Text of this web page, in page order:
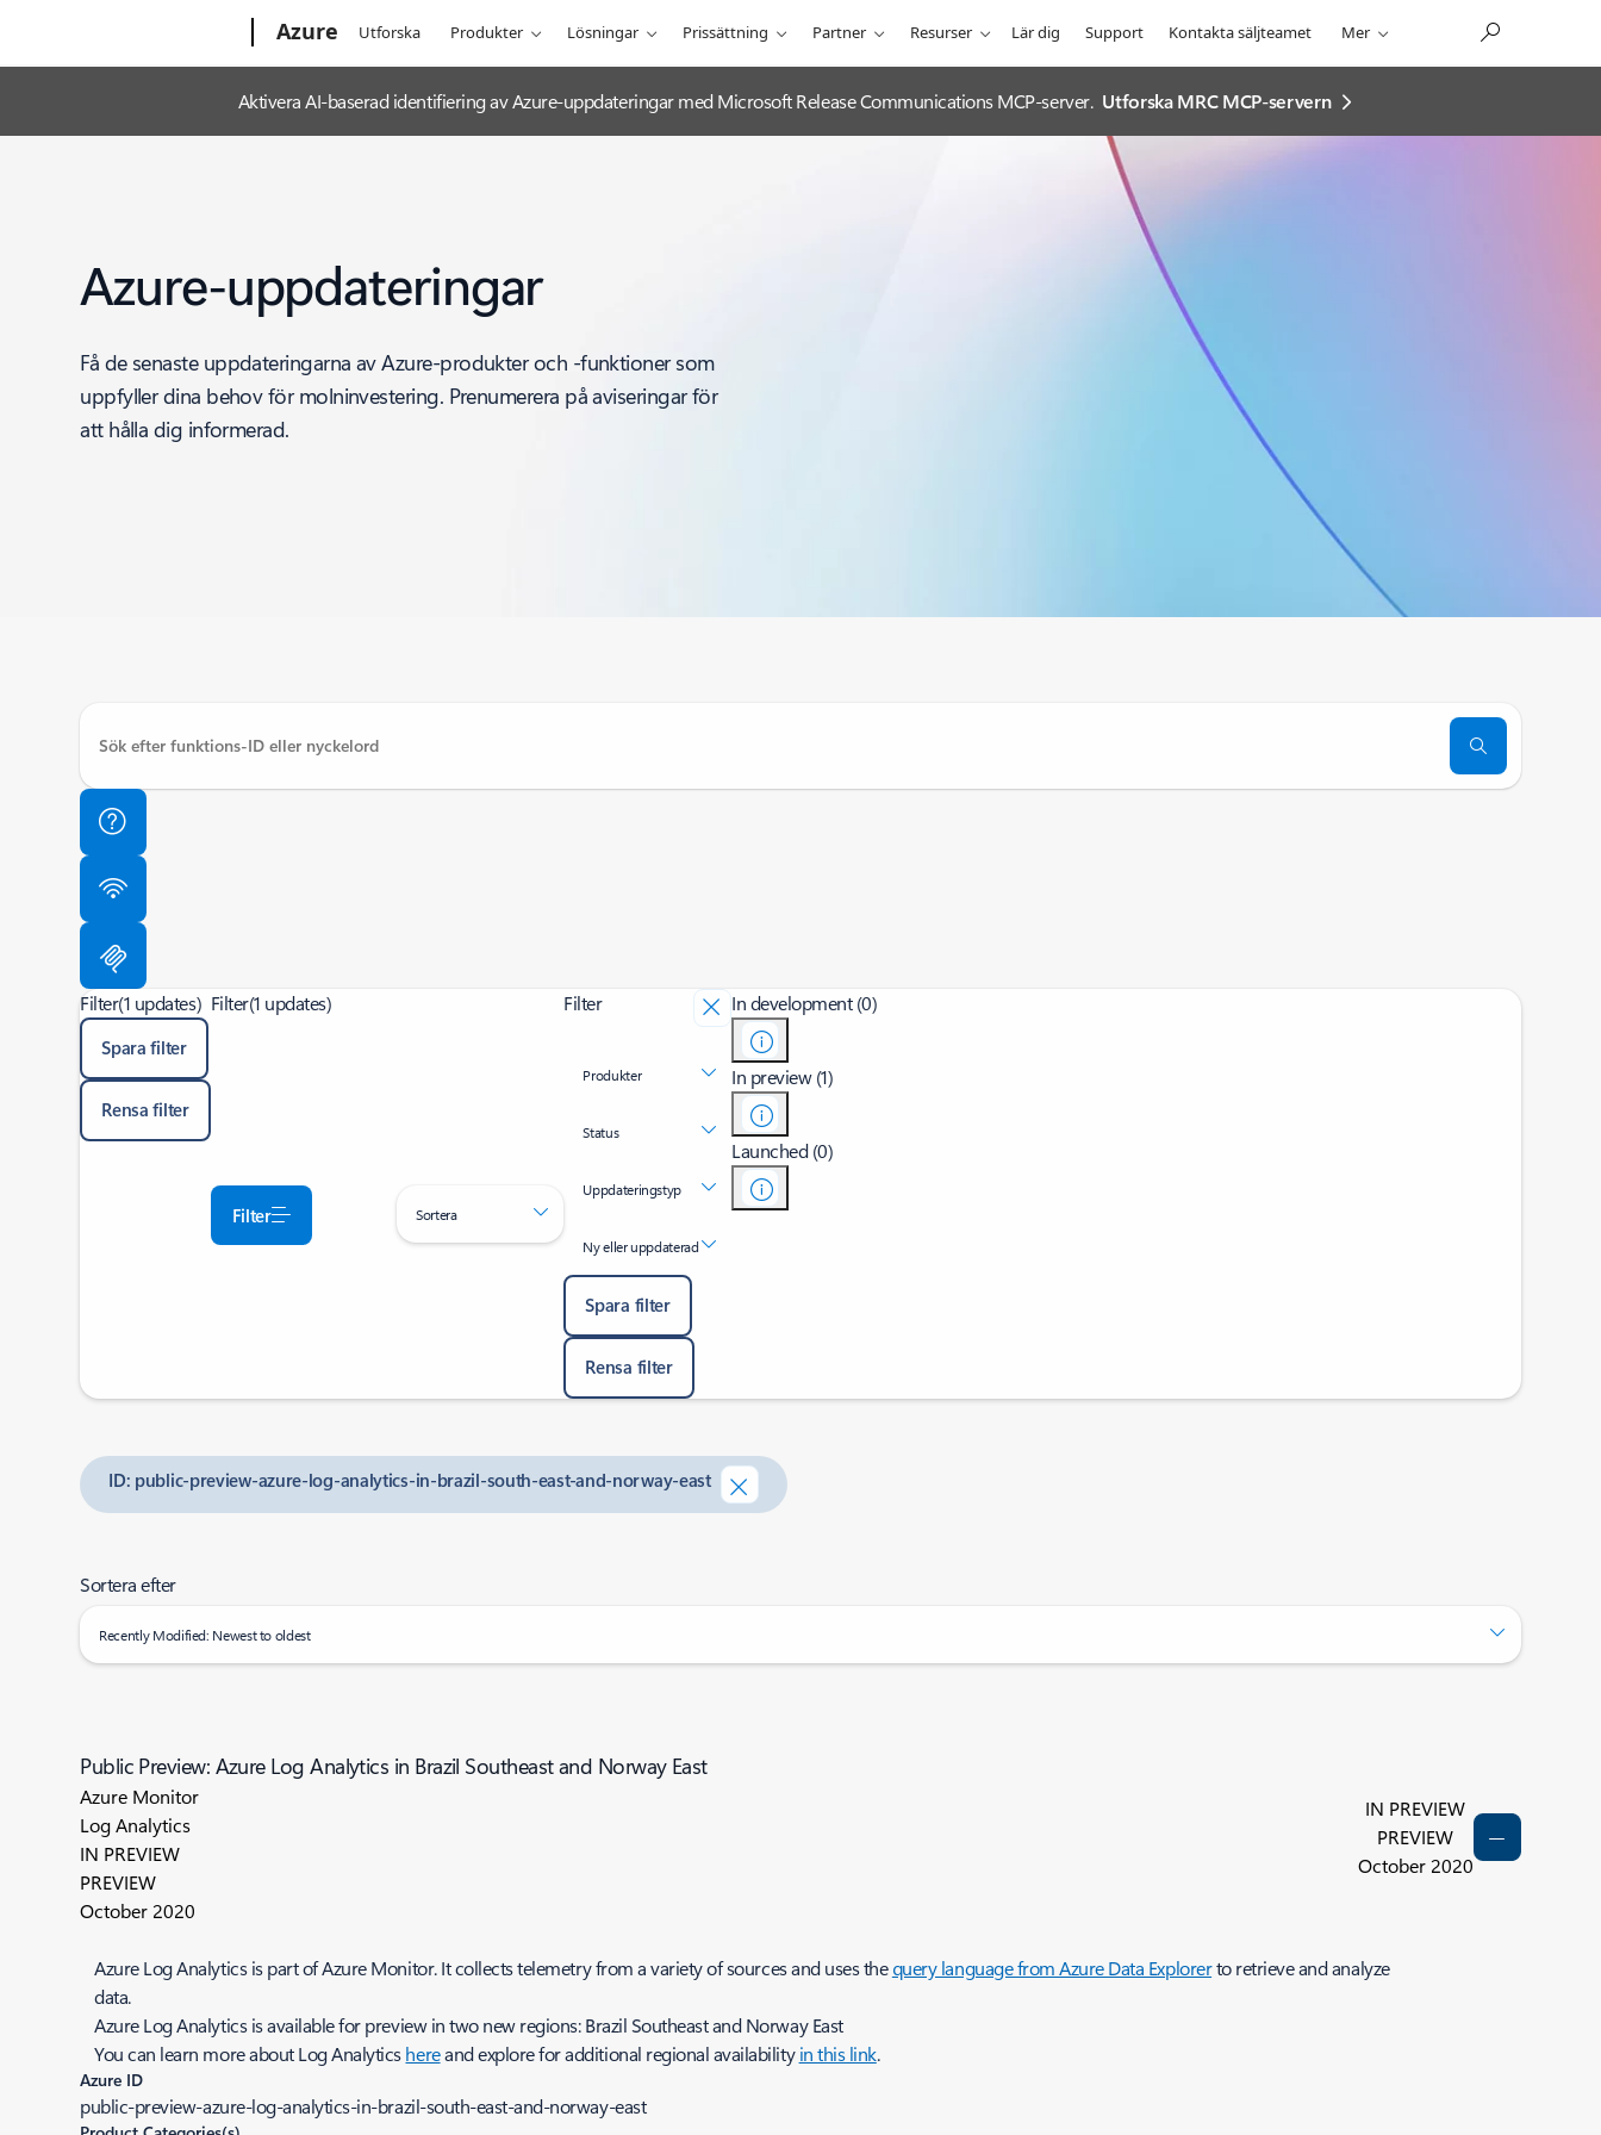
Azure Utforska Produkter Lösningar Prissättning Partner Resurser Lär dig Support Kontakta säljteamet Mer
Aktivera AI-baserad identifiering av Azure-uppdateringar med Microsoft Release Communications MCP-server. Utforska MRC MCP-servern
Azure-uppdateringar
Få de senaste uppdateringarna av Azure-produkter och -funktioner som
uppfyller dina behov för molninvestering. Prenumerera på aviseringar för
att hålla dig informerad.
Filter(1 updates)
Spara filter
Rensa filter
Filter(1 updates)
Filter Sortera
Filter
Produkter
Status
Uppdateringstyp
Ny eller uppdaterad
Spara filter
Rensa filter
In development (0)
In preview (1)
Launched (0)
ID: public-preview-azure-log-analytics-in-brazil-south-east-and-norway-east
Sortera efter
Recently Modified: Newest to oldest
Public Preview: Azure Log Analytics in Brazil Southeast and Norway East
Azure Monitor
Log Analytics
IN PREVIEW
PREVIEW
October 2020
IN PREVIEW
PREVIEW
October 2020
Azure Log Analytics is part of Azure Monitor. It collects telemetry from a variety of sources and uses thequery language from Azure Data Explorerto retrieve and analyze
data.
Azure Log Analytics is available for preview in two new regions: Brazil Southeast and Norway East
You can learn more about Log Analyticshereand explore for additional regional availabilityin this link.
Azure ID
public-preview-azure-log-analytics-in-brazil-south-east-and-norway-east